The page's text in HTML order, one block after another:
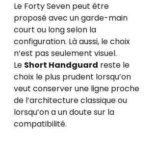
Le Forty Seven peut être
proposé avec un garde-main
court ou long selon la
configuration. Là aussi, le choix
n’est pas seulement visuel.
Le Short Handguard reste le
choix le plus prudent lorsqu’on
veut conserver une ligne proche
de l’architecture classique ou
lorsqu’on a un doute sur la
compatibilité.